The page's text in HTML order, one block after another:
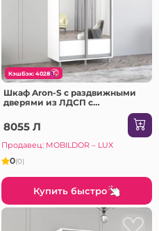
КэшБэк: 4028
Шкаф Aron-S с раздвижными
дверями из ЛДСП с
(110x60x240H см) Sonoma
8055 Л
Продавец: MOBILDOR – LUX
0(0)
Купить быстро